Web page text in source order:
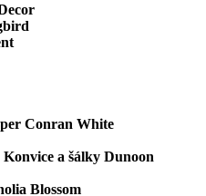
Conran White
Konvice a šálky Dunoon
Blossom